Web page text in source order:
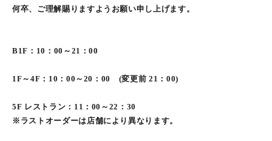
何卒、ご理解賜りますようお願い申し上げます。
B1F：10：00～21：00
1F～4F：10：00～ 20：00 (変更前 21：00)
5F レストラン：11：00～22：30
※ラストオーダーは店舗により異なります。